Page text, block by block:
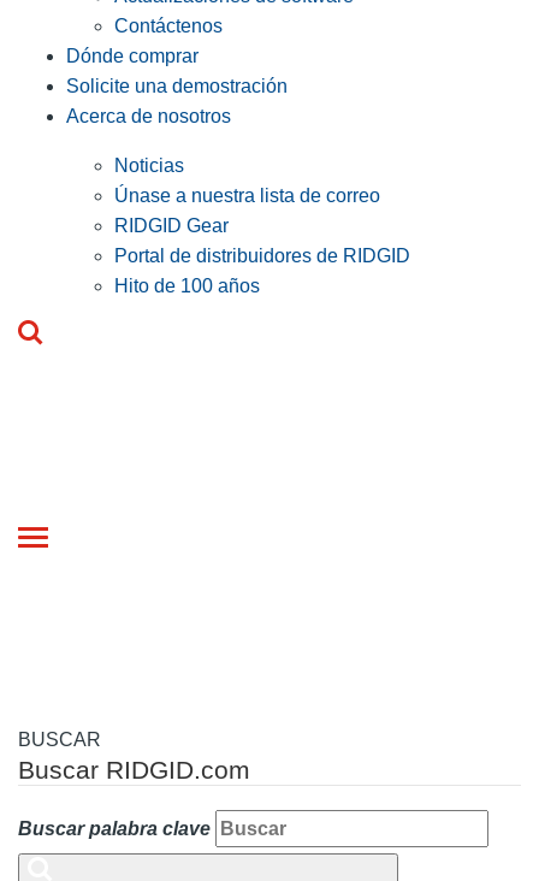
Contáctenos
Dónde comprar
Solicite una demostración
Acerca de nosotros
Noticias
Únase a nuestra lista de correo
RIDGID Gear
Portal de distribuidores de RIDGID
Hito de 100 años
Toggle
BUSCAR
Buscar RIDGID.com
Buscar palabra clave